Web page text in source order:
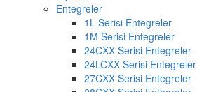
Entegreler
1L Serisi Entegreler
1M Serisi Entegreler
24CXX Serisi Entegreler
24LCXX Serisi Entegreler
27CXX Serisi Entegreler